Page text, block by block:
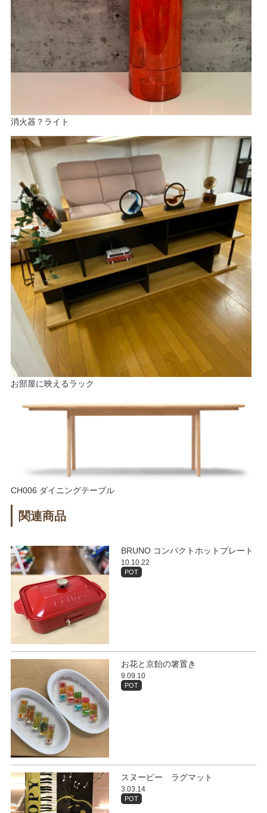
消火器？ライト
お部屋に映えるラック
CH006 ダイニングテーブル
関連商品
BRUNO コンパクトホットプレート
10.10.22
POT
お花と京飴の箸置き
9.09.10
POT
スヌーピー ラグマット
3.03.14
POT